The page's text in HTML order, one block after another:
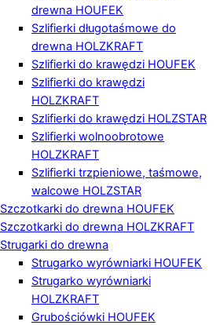
drewna HOUFEK
Szlifierki długotaśmowe do
drewna HOLZKRAFT
Szlifierki do krawędzi HOUFEK
Szlifierki do krawędzi
HOLZKRAFT
Szlifierki do krawędzi HOLZSTAR
Szlifierki wolnoobrotowe
HOLZKRAFT
Szlifierki trzpieniowe, taśmowe,
walcowe HOLZSTAR
Szczotkarki do drewna HOUFEK
Szczotkarki do drewna HOLZKRAFT
Strugarki do drewna
Strugarko wyrówniarki HOUFEK
Strugarko wyrówniarki
HOLZKRAFT
Grubościówki HOUFEK